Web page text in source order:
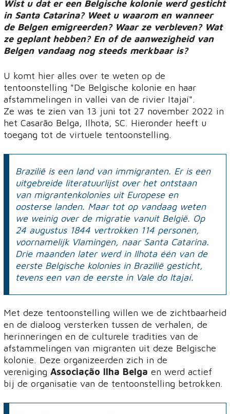
Wist u dat er een Belgische kolonie werd gesticht
in Santa Catarina? Weet u waarom en wanneer
de Belgen emigreerden? Waar ze verbleven? Wat
ze geplant hebben? En of de aanwezigheid van
Belgen vandaag nog steeds merkbaar is?
U komt hier alles over te weten op de
tentoonstelling "De Belgische kolonie en haar
afstammelingen in vallei van de rivier Itajaí".
Ze was te zien van 13 juni tot 27 november 2022 in
het Casarão Belga, Ilhota, SC. Hieronder heeft u
toegang tot de virtuele tentoonstelling.
Brazilië is een land van immigranten. Er is een
uitgebreide literatuurlijst over het ontstaan
van migrantenkolonies uit Europese en
oosterse landen. Maar tot op vandaag weten
we weinig over de migratie vanuit België. Op
24 augustus 1844 vertrokken 114 personen,
voornamelijk Vlamingen, naar Santa Catarina.
Drie maanden later werd in Ilhota één van de
eerste Belgische kolonies in Brazilië gesticht,
tevens een van de eerste in Vale do Itajaí.
Met deze tentoonstelling willen we de zichtbaarheid
en de dialoog versterken tussen de verhalen, de
herinneringen en de culturele tradities van de
afstammelingen van migranten uit deze Belgische
kolonie. Deze organizeerden zich in de
vereniging Associação Ilha Belga en werd actief
bij de organisatie van de tentoonstelling betrokken.